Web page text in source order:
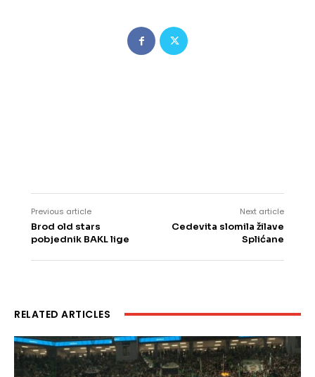
Previous article
Brod old stars
pobjednik BAKL lige
Next article
Cedevita slomila žilave
Splićane
RELATED ARTICLES